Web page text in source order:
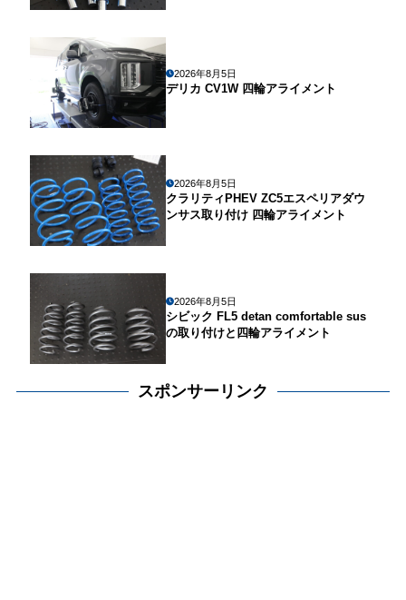
2026年8月5日
デリカ CV1W 四輪アライメント
2026年8月5日
クラリティPHEV ZC5エスペリアダウ
ンサス取り付け 四輪アライメント
2026年8月5日
シビック FL5 detan comfortable sus
の取り付けと四輪アライメント
スポンサーリンク